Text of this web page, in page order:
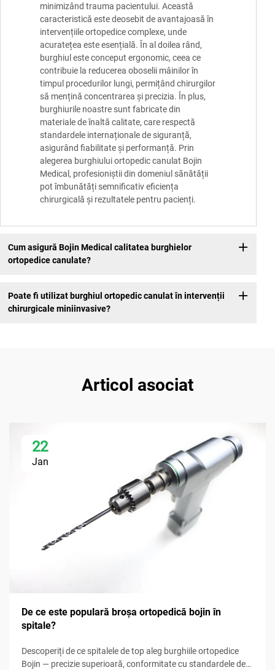
minimizând trauma pacientului. Această
caracteristică este deosebit de avantajoasă în
intervențiile ortopedice complexe, unde
acuratețea este esențială. În al doilea rând,
burghiul este conceput ergonomic, ceea ce
contribuie la reducerea oboselii mâinilor în
timpul procedurilor lungi, permițând chirurgilor
să mențină concentrarea și precizia. În plus,
burghiurile noastre sunt fabricate din
materiale de înaltă calitate, care respectă
standardele internaționale de siguranță,
asigurând fiabilitate și performanță. Prin
alegerea burghiului ortopedic canulat Bojin
Medical, profesioniștii din domeniul sănătății
pot îmbunătăți semnificativ eficiența
chirurgicală și rezultatele pentru pacienți.
Cum asigură Bojin Medical calitatea burghielor
ortopedice canulate?
Poate fi utilizat burghiul ortopedic canulat în intervenții
chirurgicale miniinvasive?
Articol asociat
22
Jan
De ce este populară broșa ortopedică bojin în
spitale?
Descoperiți de ce spitalele de top aleg burghiile ortopedice
Bojin — precizie superioară, conformitate cu standardele de